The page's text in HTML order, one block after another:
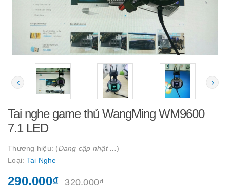
Tai nghe game thủ WangMing WM9600
7.1 LED
Thương hiệu: (Đang cập nhật ... )
Loại: Tai Nghe
290.000₫ 320.000₫